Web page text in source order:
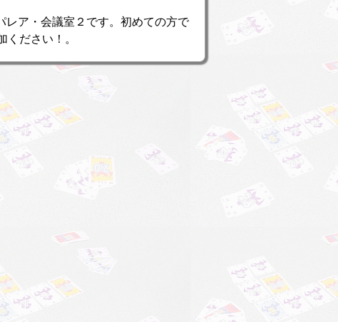
レア・会議室２です。初めての方で
ください！。